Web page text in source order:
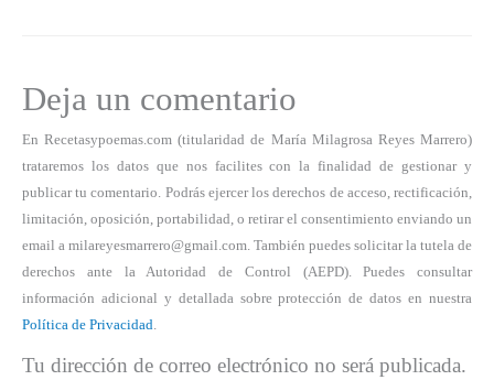
Deja un comentario
En Recetasypoemas.com (titularidad de María Milagrosa Reyes Marrero)
trataremos los datos que nos facilites con la finalidad de gestionar y
publicar tu comentario. Podrás ejercer los derechos de acceso, rectificación,
limitación, oposición, portabilidad, o retirar el consentimiento enviando un
email a milareyesmarrero@gmail.com. También puedes solicitar la tutela de
derechos ante la Autoridad de Control (AEPD). Puedes consultar
información adicional y detallada sobre protección de datos en nuestra
Política de Privacidad.
Tu dirección de correo electrónico no será publicada.